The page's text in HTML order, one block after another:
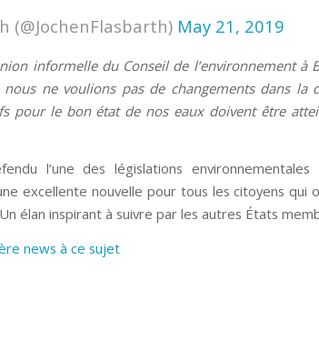
(@JochenFlasbarth) May 21, 2019
informelle du Conseil de l’environnement à
ne voulions pas de changements dans la
pour le bon état de nos eaux doivent être
l’une des législations environnementales
excellente nouvelle pour tous les citoyens qui
élan inspirant à suivre par les autres États
news à ce sujet